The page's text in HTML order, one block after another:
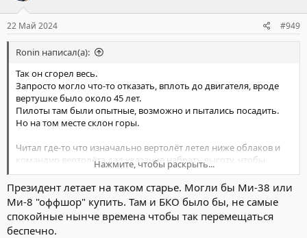
и
:
22 Май 2024 #949
Ronin написал(а):
Так он сгорел весь.
Запросто могло что-то отказать, вплоть до двигателя, вроде
вертушке было около 45 лет.
Пилоты там были опытные, возможно и пытались посадить.
Но на том месте склон горы.
Читал где-то что изначально вертолёт летел ниже облаков и
командир вертолёта дал указание набрать высоту, чтобы
лететь над облаками.
После чего связь пропала.
В таком случае получается тупо не заметили склон горы.
Официальную версию озвучат по любому.
Нажмите, чтобы раскрыть...
Президент летает на таком старье. Могли бы Ми-38 или
Ми-8 "оффшор" купить. Там и БКО было бы, не самые
спокойные нынче времена чтобы так перемещаться
беспечно.